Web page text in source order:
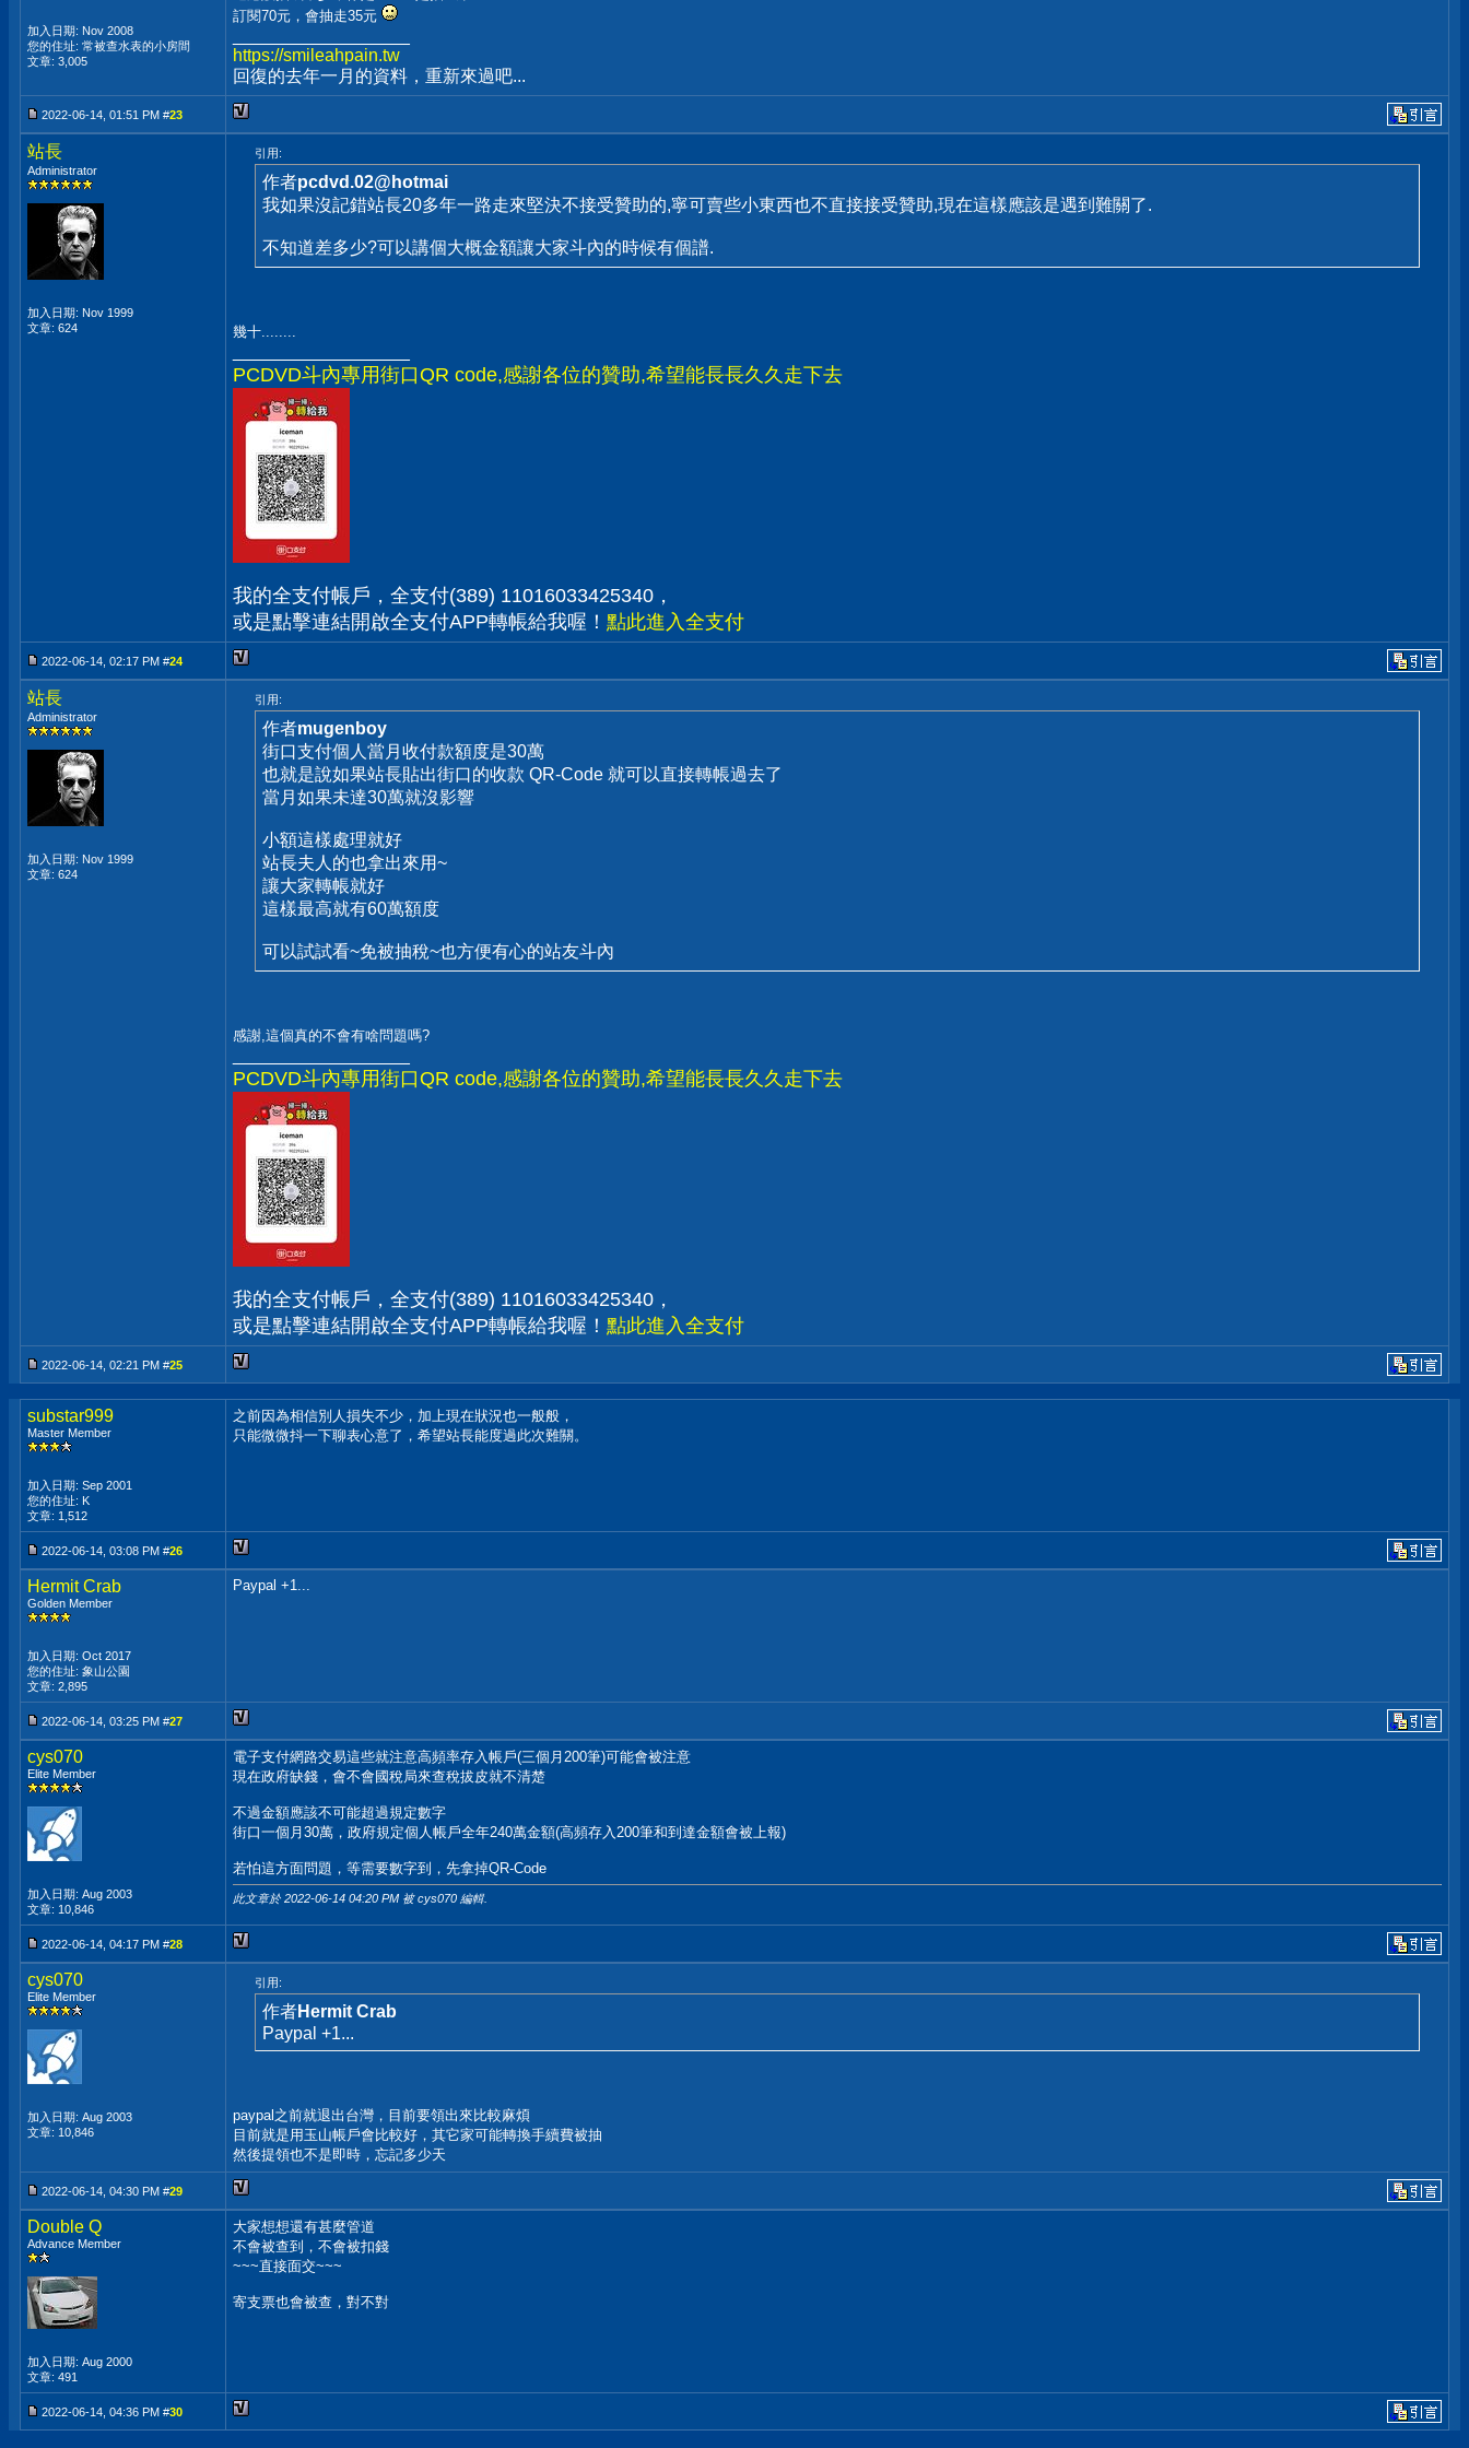
加入日期: Nov 2008
您的住址: 常被查水表的小房間
文章: 3,005
訂閱70元，會抽走35元
https://smileahpain.tw
回復的去年一月的資料，重新來過吧...
2022-06-14, 01:51 PM #23
站長
Administrator
加入日期: Nov 1999
文章: 624
引用:
作者pcdvd.02@hotmai
我如果沒記錯站長20多年一路走來堅決不接受贊助的,寧可賣些小東西也不直接接受贊助,現在這樣應該是遇到難關了.
不知道差多少?可以講個大概金額讓大家斗內的時候有個譜.
幾十........
PCDVD斗內專用街口QR code,感謝各位的贊助,希望能長長久久走下去
我的全支付帳戶，全支付(389) 11016033425340，
或是點擊連結開啟全支付APP轉帳給我喔！ 點此進入全支付
2022-06-14, 02:17 PM #24
站長
Administrator
加入日期: Nov 1999
文章: 624
引用:
作者mugenboy
街口支付個人當月收付款額度是30萬
也就是說如果站長貼出街口的收款 QR-Code 就可以直接轉帳過去了
當月如果未達30萬就沒影響
小額這樣處理就好
站長夫人的也拿出來用~
讓大家轉帳就好
這樣最高就有60萬額度
可以試試看~免被抽稅~也方便有心的站友斗內
感謝,這個真的不會有啥問題嗎?
PCDVD斗內專用街口QR code,感謝各位的贊助,希望能長長久久走下去
我的全支付帳戶，全支付(389) 11016033425340，
或是點擊連結開啟全支付APP轉帳給我喔！ 點此進入全支付
2022-06-14, 02:21 PM #25
substar999
Master Member
加入日期: Sep 2001
您的住址: K
文章: 1,512
之前因為相信別人損失不少，加上現在狀況也一般般，
只能微微抖一下聊表心意了，希望站長能度過此次難關。
2022-06-14, 03:08 PM #26
Hermit Crab
Golden Member
加入日期: Oct 2017
您的住址: 象山公園
文章: 2,895
Paypal +1...
2022-06-14, 03:25 PM #27
cys070
Elite Member
加入日期: Aug 2003
文章: 10,846
電子支付網路交易這些就注意高頻率存入帳戶(三個月200筆)可能會被注意
現在政府缺錢，會不會國稅局來查稅拔皮就不清楚
不過金額應該不可能超過規定數字
街口一個月30萬，政府規定個人帳戶全年240萬金額(高頻存入200筆和到達金額會被上報)
若怕這方面問題，等需要數字到，先拿掉QR-Code
此文章於 2022-06-14 04:20 PM 被 cys070 編輯.
2022-06-14, 04:17 PM #28
cys070
Elite Member
加入日期: Aug 2003
文章: 10,846
引用:
作者Hermit Crab
Paypal +1...
paypal之前就退出台灣，目前要領出來比較麻煩
目前就是用玉山帳戶會比較好，其它家可能轉換手續費被抽
然後提領也不是即時，忘記多少天
2022-06-14, 04:30 PM #29
Double Q
Advance Member
加入日期: Aug 2000
文章: 491
大家想想還有甚麼管道
不會被查到，不會被扣錢
~~~直接面交~~~
寄支票也會被查，對不對
2022-06-14, 04:36 PM #30